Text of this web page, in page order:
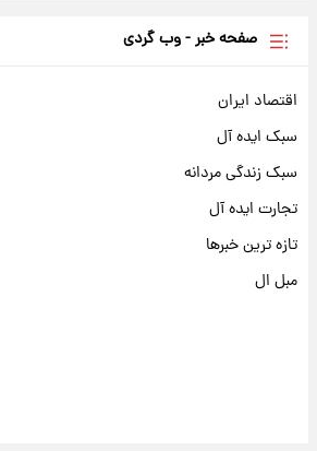
صفحه خبر - وب گردی
اقتصاد ایران
سبک ایده آل
سبک زندگی مردانه
تجارت ایده آل
تازه ترین خبرها
مبل ال